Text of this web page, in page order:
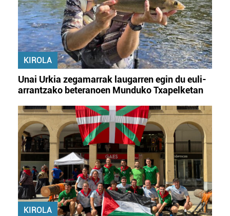
KIROLA
Unai Urkia zegamarrak laugarren egin du euli-
arrantzako beteranoen Munduko Txapelketan
KIROLA